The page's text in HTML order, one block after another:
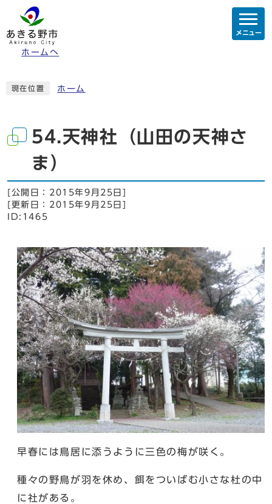
ホームへ
メニュー
現在位置 ホーム
54.天神社（山田の天神さ
ま）
[公開日： 2015年9月25日
[更新日： 2015年9月25日
ID:1465
早春には鳥居に添うように三色の梅が咲く。
種々の野鳥が羽を休め、餌をついばむ小さな杜の中
に社がある。